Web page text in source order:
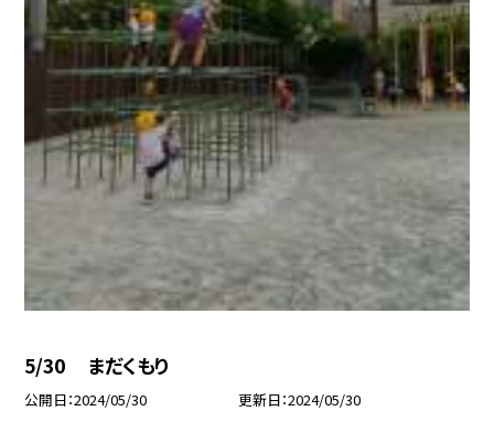
5/30 まだくもり
公開日 2024/05/30 更新日 2024/05/30